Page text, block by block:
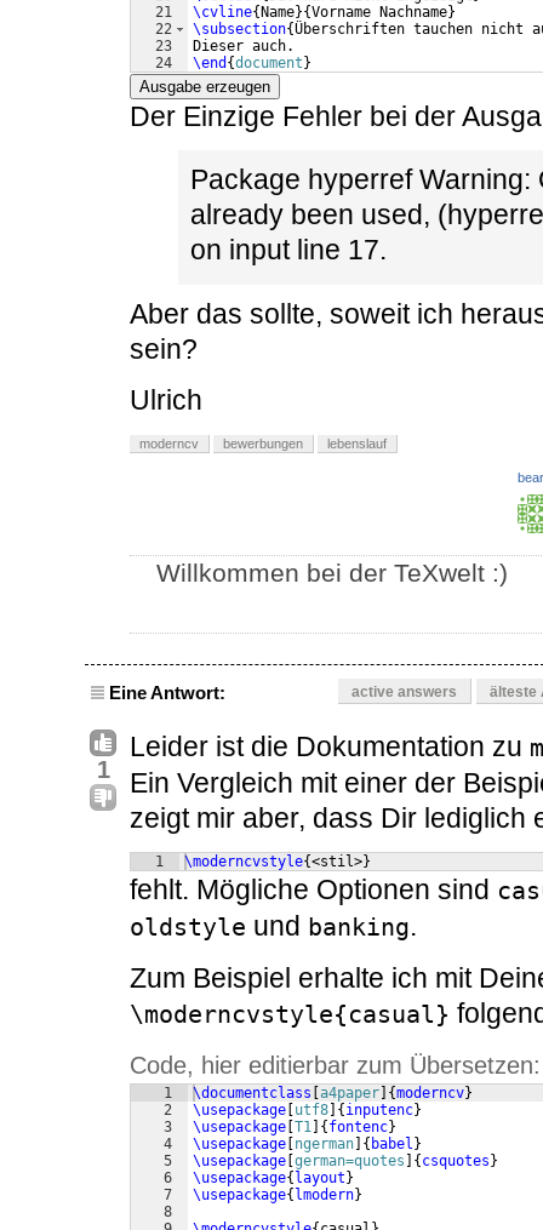
21
22
23
24
\cvline{ Name}{Vorname Nachname}
\subsection{Überschriften tauchen nicht
Dieser auch.
\end {document }
Ausgabe erzeugen
Der Einzige Fehler bei der
Package hyperref
already been used,
on input line 17.
Aber das sollte, soweit ich
sein?
Ulrich
moderncv bewerbungen lebenslauf
Willkommen bei der TeXwelt :)
Eine Antwort: active answers älteste
1
Leider ist die Dokumentation zu
Ein Vergleich mit einer der
zeigt mir aber, dass Dir lediglich
1 \moderncvstyle{<stil>}
fehlt. Mögliche Optionen sind
oldstyle und banking.
Zum Beispiel erhalte ich mit
\moderncvstyle{casual}
Code, hier editierbar zum Übersetzen:
1
2
3
4
5
6
7
8
\documentclass a4paper {moderncv}
\usepackage utf8 { inputenc}
\usepackage T1 { fontenc}
\usepackage ngerman { babel }
\usepackage german=quotes { csquotes }
\usepackage{ layout }
\usepackage{ lmodern}